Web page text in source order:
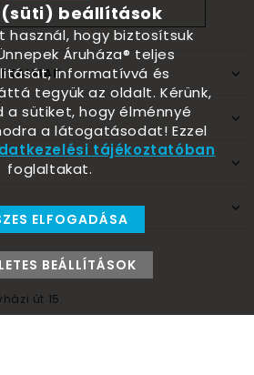
út 15.
beállítások
használ, hogy biztosítsuk
Áruháza® teljes
informatívvá és
tegyük az oldalt. Kérünk,
a sütiket, hogy élménnyé
a látogatásodat! Ezzel
tájékoztatóban
foglaltakat.
ELFOGADÁSA
BEÁLLÍTÁSOK